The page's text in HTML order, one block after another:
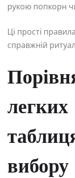
рукою попкорн
Ці прості
справжній
легких
вибору